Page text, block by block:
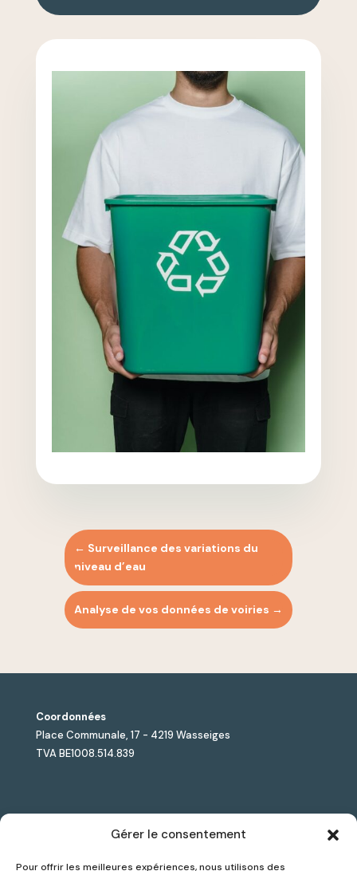
Gérer le consentement
Pour offrir les meilleures expériences, nous utilisons des
← Surveillance des variations du
niveau d’eau
Analyse de vos données de voiries →
Coordonnées
Place Communale, 17 - 4219 Wasseiges
TVA BE1008.514.839
Jules Lesmart est le premier accélérateur de solutions
sélection d’outils innovants, accompagnement sur